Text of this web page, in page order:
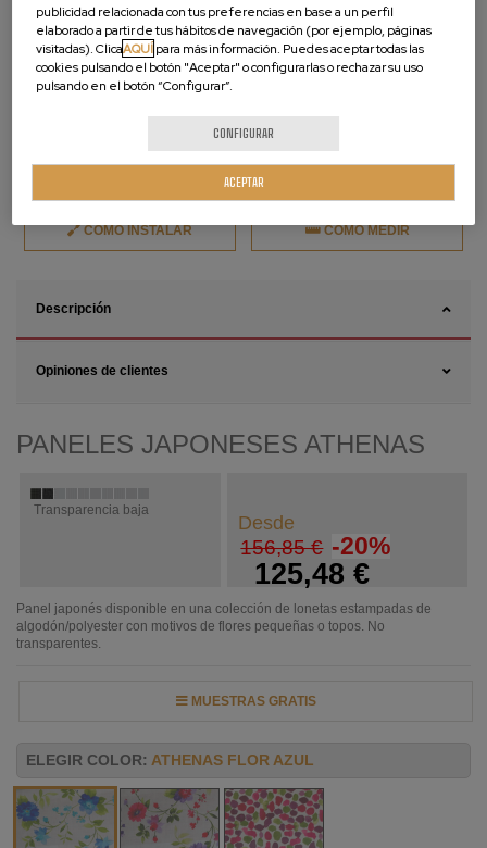
CÓMO INSTALAR CÓMO MEDIR
Descripción
Opiniones de clientes
PANELES JAPONESES ATHENAS
Transparencia baja
Desde
156,85 € -20%
125,48 €
Panel japonés disponible en una colección de lonetas estampadas de
algodón/polyester con motivos de flores pequeñas o topos. No
transparentes.
MUESTRAS GRATIS
ELEGIR COLOR: ATHENAS FLOR AZUL
publicidad relacionada con tus preferencias en base a un perfil
elaborado a partir de tus hábitos de navegación (por ejemplo, páginas
visitadas). ClicaAQUÍ para más información. Puedes aceptar todas las
cookies pulsando el botón "Aceptar" o configurarlas o rechazar su uso
pulsando en el botón “Configurar”.
CONFIGURAR
ACEPTAR